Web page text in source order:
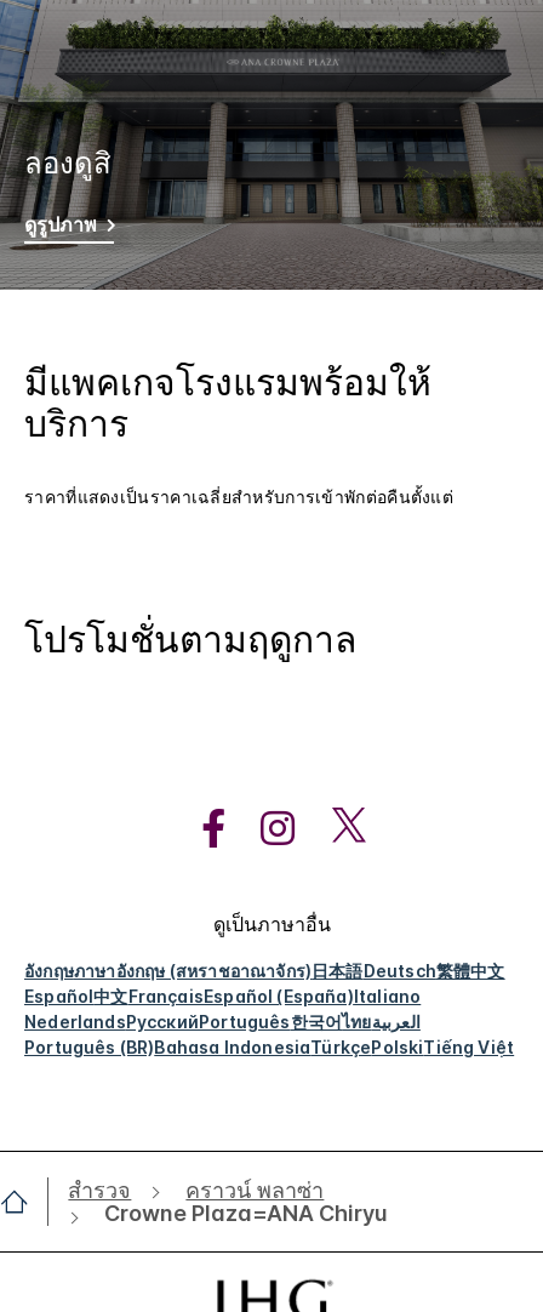
ลองดูสิ
ดูรูปภาพ
มีแพคเกจโรงแรมพร้อมให้
บริการ
ราคาที่แสดงเป็นราคาเฉลี่ยสำหรับการเข้าพักต่อคืนตั้งแต่
โปรโมชั่นตามฤดูกาล
ดูเป็นภาษาอื่น
อังกฤษภาษาอังกฤษ (สหราชอาณาจักร)日本語Deutsch繁體中文
Español中文FrançaisEspañol (España)Italiano
NederlandsРусскийPortuguês한국어ไทยالعربية
Português (BR)Bahasa IndonesiaTürkçePolskiTiếng Việt
สำรวจ
คราวน์ พลาซ่า
Crowne Plaza=ANA Chiryu